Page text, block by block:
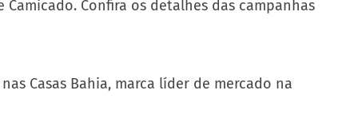
Confira os detalhes das campanhas
Casas Bahia, marca líder de mercado na